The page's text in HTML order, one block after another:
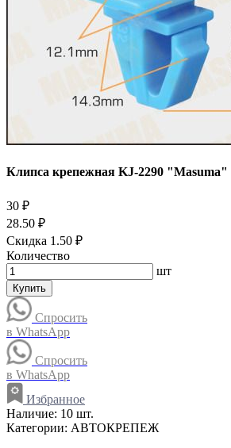
Клипса крепежная KJ-2290 "Masuma"
30 ₽
28.50 ₽
Скидка 1.50 ₽
Количество
шт
Купить
Спросить
в WhatsApp
Спросить
в WhatsApp
Избранное
Наличие: 10 шт.
Категории: АВТОКРЕПЕЖ